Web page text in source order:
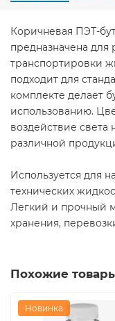
Коричневая ПЭТ-
предназначена для
транспортировки
подходит для
комплекте делает
использованию.
воздействие
различной
Используется для
технических
Легкий и прочный
хранения,
Похожие
Новинка